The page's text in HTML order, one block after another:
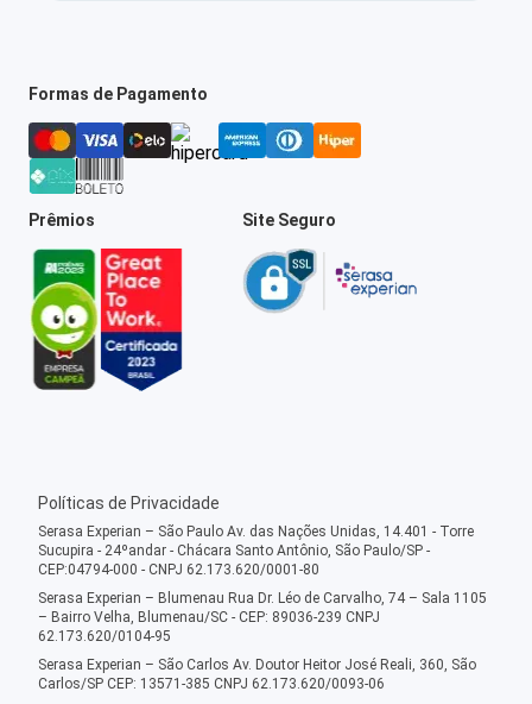
Formas de Pagamento
Prêmios Site Seguro
Políticas de Privacidade
Serasa Experian – São Paulo Av. das Nações Unidas, 14.401 - Torre
Sucupira - 24ºandar - Chácara Santo Antônio, São Paulo/SP -
CEP:04794-000 - CNPJ 62.173.620/0001-80
Serasa Experian – Blumenau Rua Dr. Léo de Carvalho, 74 – Sala 1105
– Bairro Velha, Blumenau/SC - CEP: 89036-239 CNPJ
62.173.620/0104-95
Serasa Experian – São Carlos Av. Doutor Heitor José Reali, 360, São
Carlos/SP CEP: 13571-385 CNPJ 62.173.620/0093-06